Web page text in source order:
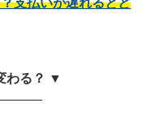
わる？ ▼